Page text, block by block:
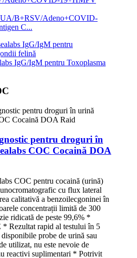
B+RSV/Adeno+COVID-
C...
IgG/IgM pentru Toxoplasma
pentru droguri în
COC Cocaină DOA
COC pentru cocaină (urină)
cu flux lateral
calitativă a benzoilecgoninei în
concentrații limită de 300
ridicată de peste 99,6% *
* Rezultat rapid al testului în 5
probe de urină sau
utilizat, nu este nevoie de
reactivi suplimentari * Potrivit